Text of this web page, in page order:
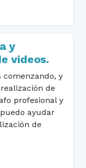
y
videos.
comenzando, y
de
profesional y
ayudar
de